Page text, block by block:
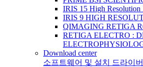
IRIS 15 High Resolution
IRIS 9 HIGH
QIMAGING RETIGA
RETIGA ELECTRO :
Download center
소프트웨어 및 설치 드라이버